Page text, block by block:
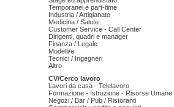
Temporanei e part-time
Industria / Artigianato
Medicina / Salute
Customer Service - Call Center
Dirigenti, quadri e manager
Finanza / Legale
Modelli/e
Tecnici / Ingegneri
Altro
CV/Cerco lavoro
Lavori da casa - Telelavoro
Formazione - Istruzione - Risorse Umane
Negozi / Bar / Pub / Ristoranti